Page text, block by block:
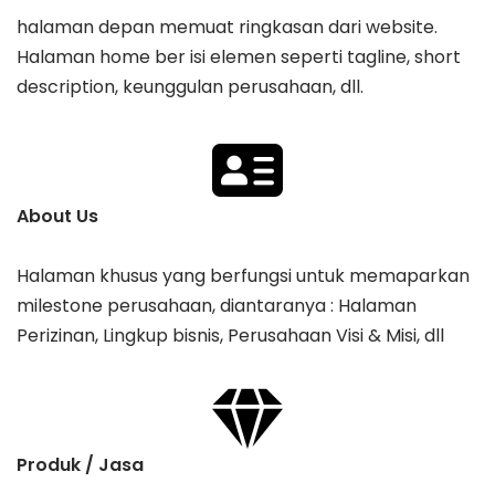
halaman depan memuat ringkasan dari website.
Halaman home ber isi elemen seperti tagline, ​short
description, keunggulan perusahaan, dll.
About Us
Halaman khusus yang berfungsi untuk memaparkan
milestone perusahaan, diantaranya : Halaman
Perizinan, Lingkup bisnis, Perusahaan Visi & Misi, dll
Produk / Jasa